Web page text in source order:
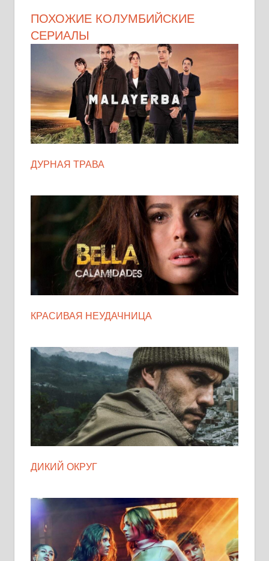
ПОХОЖИЕ КОЛУМБИЙСКИЕ
СЕРИАЛЫ
ДУРНАЯ ТРАВА
КРАСИВАЯ НЕУДАЧНИЦА
ДИКИЙ ОКРУГ